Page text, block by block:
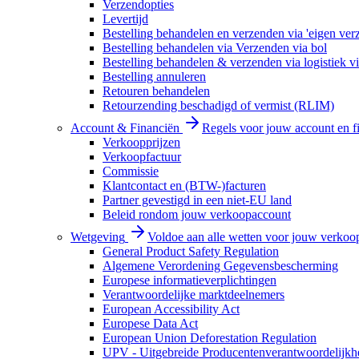
Verzendopties
Levertijd
Bestelling behandelen en verzenden via 'eigen
Bestelling behandelen via Verzenden via bol
Bestelling behandelen & verzenden via logistiek
Bestelling annuleren
Retouren behandelen
Retourzending beschadigd of vermist (RLIM)
Account & Financiën
Regels voor jouw account en
Verkoopprijzen
Verkoopfactuur
Commissie
Klantcontact en (BTW-)facturen
Partner gevestigd in een niet-EU land
Beleid rondom jouw verkoopaccount
Wetgeving
Voldoe aan alle wetten voor jouw
General Product Safety Regulation
Algemene Verordening Gegevensbescherming
Europese informatieverplichtingen
Verantwoordelijke marktdeelnemers
European Accessibility Act
Europese Data Act
European Union Deforestation Regulation
UPV - Uitgebreide